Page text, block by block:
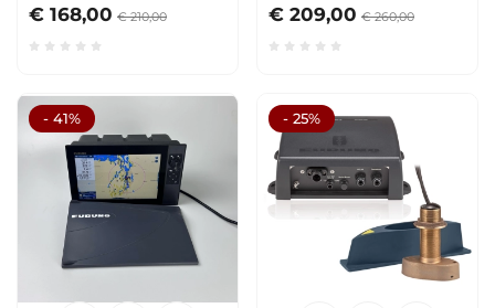
€ 168,00 € 210,00 € 209,00 € 260,00
- 41% - 25%